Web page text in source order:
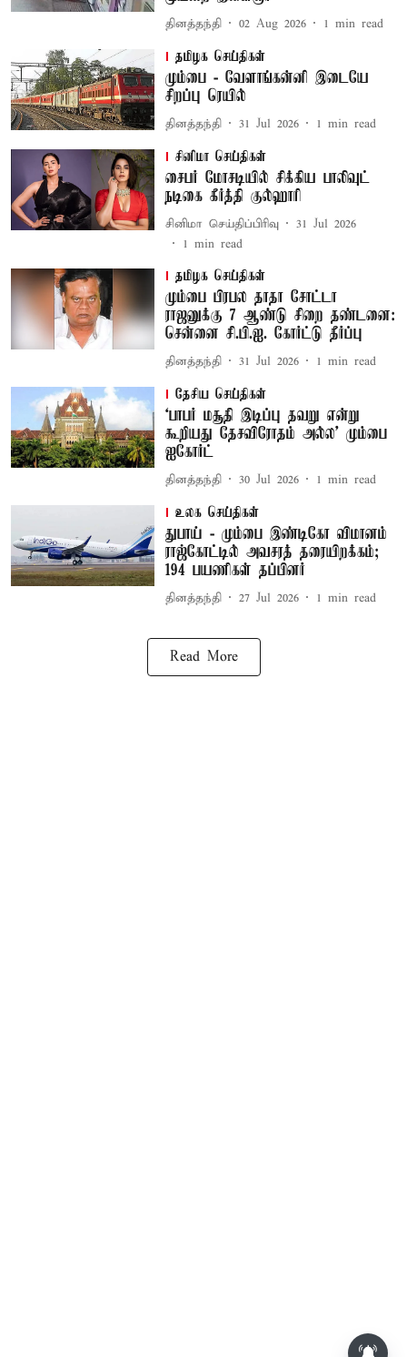
தினத்தந்தி 02 Aug 2026 1 min read
தமிழக செய்திகள்
மும்பை - வேளாங்கன்னி இடையே
சிறப்பு ரெயில்
தினத்தந்தி 31 Jul 2026 1 min read
சினிமா செய்திகள்
சைபர் மோசடியில் சிக்கிய பாலிவுட்
நடிகை கீர்த்தி குல்ஹாரி
சினிமா செய்திப்பிரிவு
31 Jul 2026
1 min read
தமிழக செய்திகள்
மும்பை பிரபல தாதா சோட்டா
ராஜனுக்கு 7 ஆண்டு சிறை தண்டனை:
சென்னை சி.பி.ஐ. கோர்ட்டு தீர்ப்பு
தினத்தந்தி 31 Jul 2026 1 min read
தேசிய செய்திகள்
‘பாபர் மசூதி இடிப்பு தவறு என்று
கூறியது தேசவிரோதம் அல்ல’ மும்பை
ஐகோர்ட்
தினத்தந்தி 30 Jul 2026 1 min read
உலக செய்திகள்
துபாய் - மும்பை இண்டிகோ விமானம்
ராஜ்கோட்டில் அவசரத் தரையிறக்கம்;
194 பயணிகள் தப்பினர்
தினத்தந்தி 27 Jul 2026 1 min read
Read More